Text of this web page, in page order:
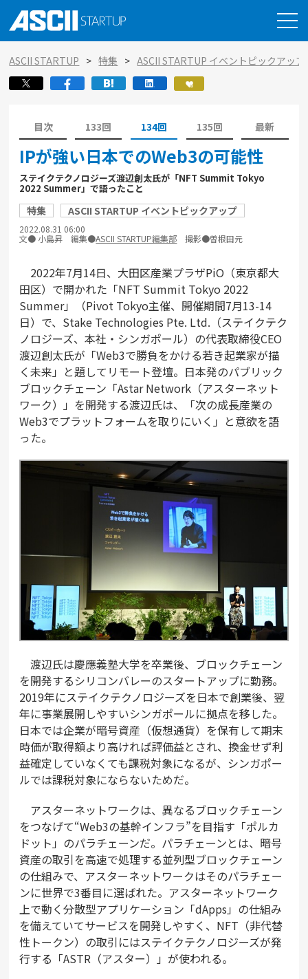
ASCII STARTUP 特集 ASCII STARTUP イベントピックアップ
目次 133回 134回 135回 最新
IPが強い日本でのWeb3の可能性
ステイクテクノロジーズ渡辺創太氏が「NFT Summit Tokyo
2022 Summer」で語ったこと
特集 ASCII STARTUP イベントピックアップ
2022.08.31 06:00
文● 小島昇 編集●ASCII STARTUP編集部 撮影●曽根田元
2022年7月14日、大田区産業プラザPiO（東京都大
田区）で開かれた「NFT Summit Tokyo 2022
Summer」（Pivot Tokyo主催、開催期間7月13-14
日）で、Stake Technologies Pte. Ltd.（ステイクテク
ノロジーズ、本社・シンガポール）の代表取締役CEO
渡辺創太氏が「Web3で勝負をかける若き起業家が描
く未来」と題してリモート登壇。日本発のパブリック
ブロックチェーン「Astar Network（アスターネット
ワーク）」を開発する渡辺氏は、「次の成長産業の
Web3でプラットフォームを取りにいく」と意欲を語
った。
渡辺氏は慶應義塾大学を卒業後、ブロックチェーン
を開発するシリコンバレーのスタートアップに勤務。
2019年にステイクテクノロジーズを日本で創業後、翌
年に事業展開しやすいシンガポールに拠点を移した。
日本では企業が暗号資産（仮想通貨）を保有して期末
時価が取得額より高ければ評価益とされ、換金せず利
益確定していなくても課税対象になるが、シンガポー
ルでは課税対象にならないためだ。
アスターネットワークは、異なるブロックチェーン
をつなげて“Web3の基幹インフラ”を目指す「ポルカ
ドット」のパラチェーンだ。パラチェーンとは、暗号
資産の取引を高速で処理する並列型ブロックチェーン
の仕組みで、アスターネットワークはそのパラチェー
ンに世界で3番目に選ばれた。アスターネットワーク
上で動く分散型アプリケーション「dApps」の仕組み
を備えていてサービスを開発しやすく、NFT（非代替
性トークン）の取引にはステイクテクノロジーズが発
行する「ASTR（アスター）」が使われる。